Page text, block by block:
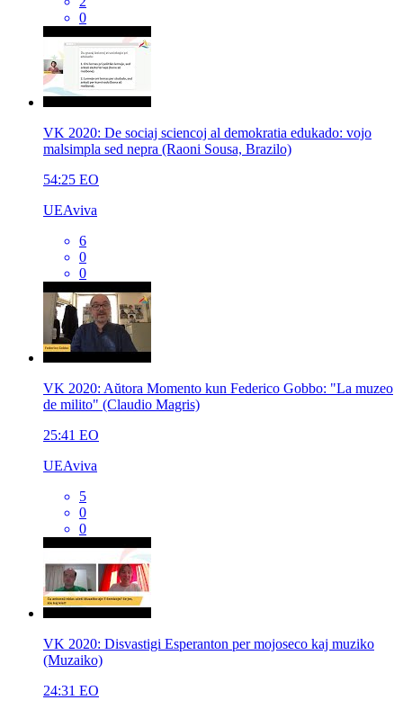
0
VK 2020: De sociaj sciencoj al demokratia edukado: vojo
malsimpla sed nepra (Raoni Sousa, Brazilo)
54:25 EO
UEAviva
6
0
0
VK 2020: Aŭtora Momento kun Federico Gobbo: "La muzeo
de milito" (Claudio Magris)
25:41 EO
UEAviva
5
0
0
VK 2020: Disvastigi Esperanton per mojoseco kaj muziko
(Muzaiko)
24:31 EO